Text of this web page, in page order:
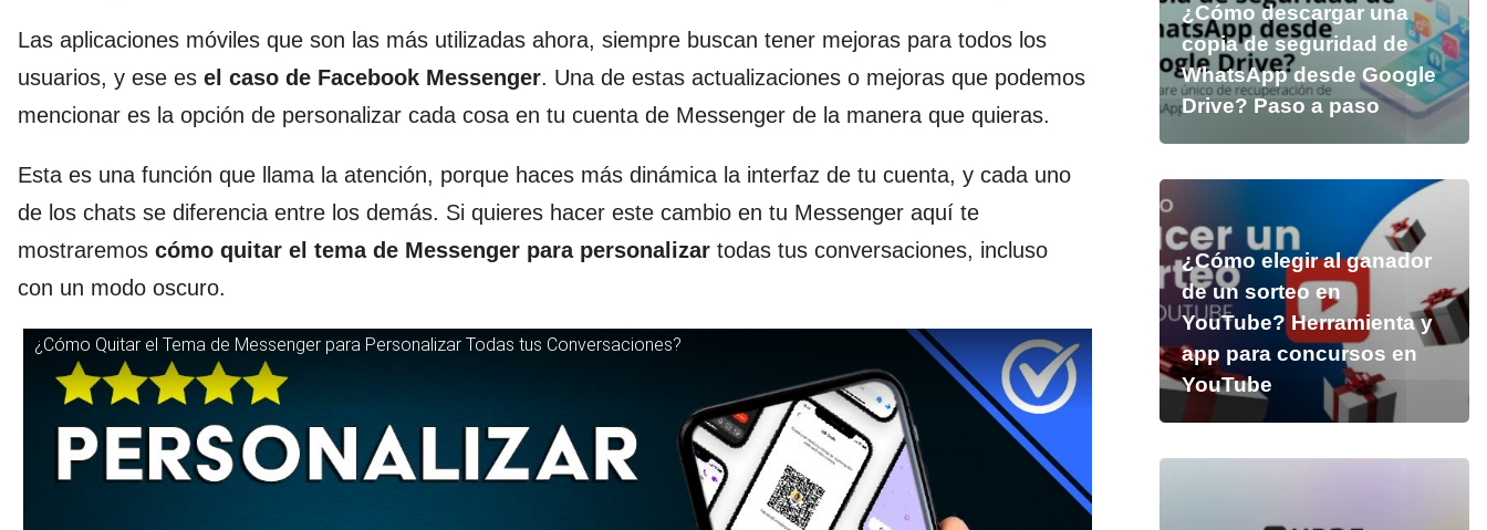
Las aplicaciones móviles que son las más utilizadas ahora, siempre buscan tener mejoras para todos los
usuarios, y ese es el caso de Facebook Messenger. Una de estas actualizaciones o mejoras que podemos
mencionar es la opción de personalizar cada cosa en tu cuenta de Messenger de la manera que quieras.
Esta es una función que llama la atención, porque haces más dinámica la interfaz de tu cuenta, y cada uno
de los chats se diferencia entre los demás. Si quieres hacer este cambio en tu Messenger aquí te
mostraremos cómo quitar el tema de Messenger para personalizar todas tus conversaciones, incluso
con un modo oscuro.
¿Cómo Quitar el Tema de Messenger para Personalizar Todas tus Conversaciones?
¿Cómo descargar una
copia de seguridad de
WhatsApp desde Google
Drive? Paso a paso
¿Cómo elegir al ganador
de un sorteo en
YouTube? Herramienta y
app para concursos en
YouTube